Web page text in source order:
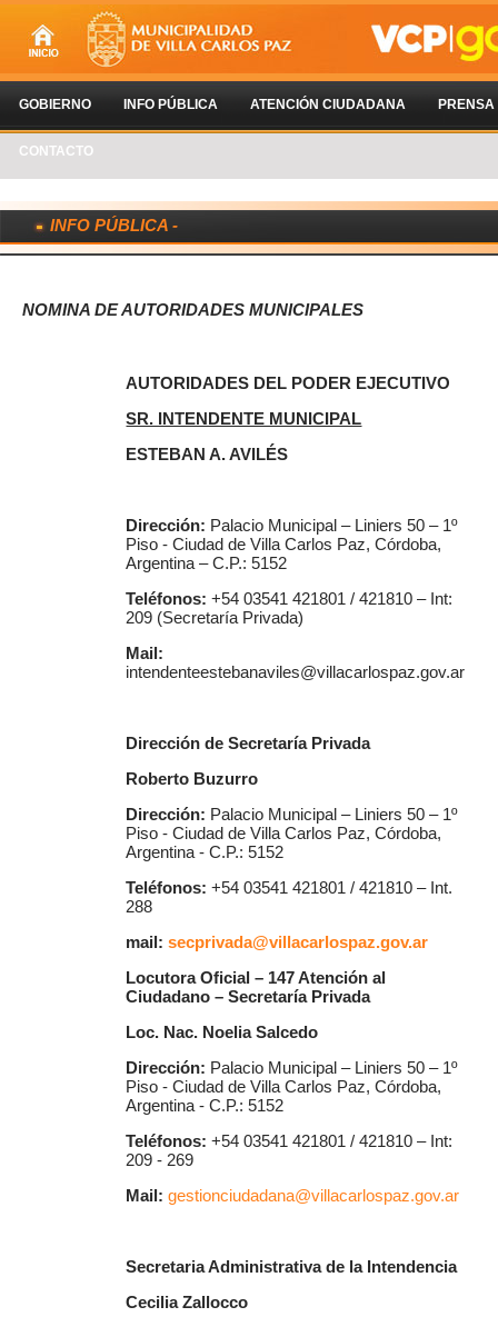
GOBIERNO INFO PÚBLICA ATENCIÓN CIUDADANA PRENSA
CONTACTO
INFO PÚBLICA -
NOMINA DE AUTORIDADES MUNICIPALES
AUTORIDADES DEL PODER EJECUTIVO
SR. INTENDENTE MUNICIPAL
ESTEBAN A. AVILÉS
Dirección: Palacio Municipal – Liniers 50 – 1º
Piso - Ciudad de Villa Carlos Paz, Córdoba,
Argentina – C.P.: 5152
Teléfonos:+54 03541 421801 / 421810 – Int:
209 (Secretaría Privada)
Mail:
intendenteestebanaviles@villacarlospaz.gov.ar
Dirección de Secretaría Privada
Roberto Buzurro
Dirección: Palacio Municipal – Liniers 50 – 1º
Piso - Ciudad de Villa Carlos Paz, Córdoba,
Argentina - C.P.: 5152
Teléfonos:+54 03541 421801 / 421810 – Int.
288
mail:secprivada@villacarlospaz.gov.ar
Locutora Oficial – 147 Atención al
Ciudadano – Secretaría Privada
Loc. Nac. Noelia Salcedo
Dirección: Palacio Municipal – Liniers 50 – 1º
Piso - Ciudad de Villa Carlos Paz, Córdoba,
Argentina - C.P.: 5152
Teléfonos:+54 03541 421801 / 421810 – Int:
209 - 269
Mail:gestionciudadana@villacarlospaz.gov.ar
Secretaria Administrativa de la Intendencia
Cecilia Zallocco